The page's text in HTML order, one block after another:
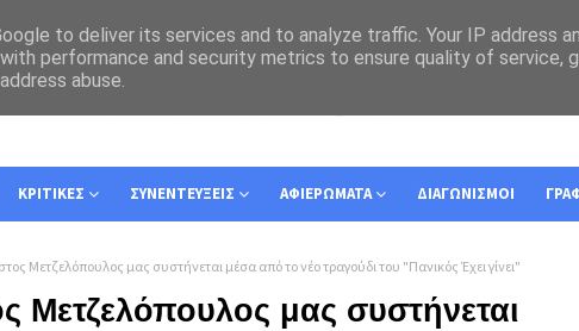
ΚΡΙΤΙΚΕΣ ΣΥΝΕΝΤΕΥΞΕΙΣ ΑΦΙΕΡΩΜΑΤΑ ΔΙΑΓΩΝΙΣΜΟΙ
Μετζελόπουλος μας συστήνεται μέσα από το νέο τραγούδι του "Πανικός Έχει γίνει"
Μετζελόπουλος μας συστήνεται
to deliver its services and to analyze traffic. Your IP address
performance and security metrics to ensure quality of service,
abuse.